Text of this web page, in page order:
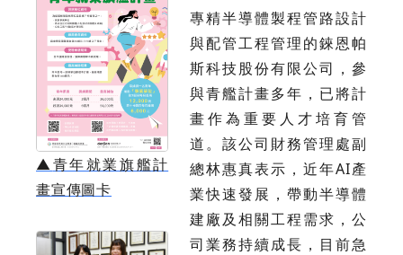
▲青年就業旗艦計
畫宣傳圖卡
專精半導體製程管路設計
與配管工程管理的錸恩帕
斯科技股份有限公司，參
與青艦計畫多年，已將計
畫作為重要人才培育管
道。該公司財務管理處副
總林惠真表示，近年AI產
業快速發展，帶動半導體
建廠及相關工程需求，公
司業務持續成長，目前急